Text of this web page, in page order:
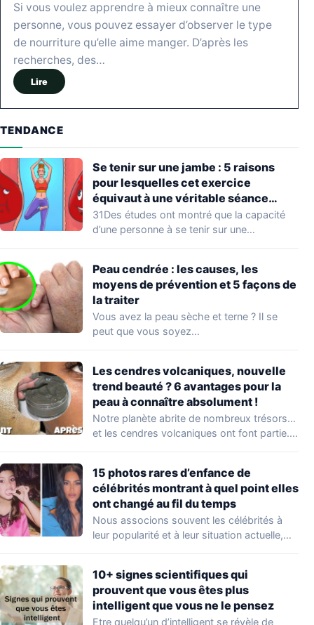
Si vous voulez apprendre à mieux connaître une
personne, vous pouvez essayer d’observer le type
de nourriture qu’elle aime manger. D’après les
recherches, des…
Lire
TENDANCE
Se tenir sur une jambe : 5 raisons
pour lesquelles cet exercice
équivaut à une véritable séance
d’entraînement
31Des études ont montré que la capacité
d’une personne à se tenir sur une…
Peau cendrée : les causes, les
moyens de prévention et 5 façons de
la traiter
Vous avez la peau sèche et terne ? Il se
peut que vous soyez…
Les cendres volcaniques, nouvelle
trend beauté ? 6 avantages pour la
peau à connaître absolument !
Notre planète abrite de nombreux trésors…
et les cendres volcaniques ont font partie.
15 photos rares d’enfance de
célébrités montrant à quel point elles
ont changé au fil du temps
Nous associons souvent les célébrités à
leur popularité et à leur situation actuelle,
10+ signes scientifiques qui
prouvent que vous êtes plus
intelligent que vous ne le pensez
Etre quelqu’un d’intelligent se révèle de